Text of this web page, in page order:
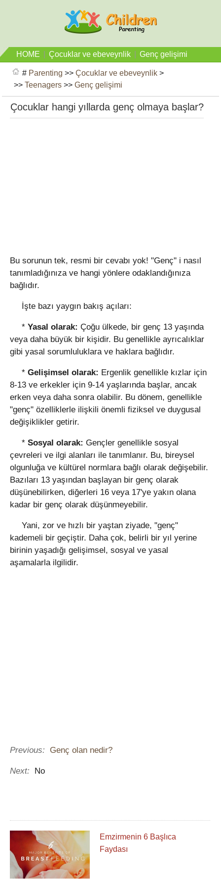
HOME Çocuklar ve ebeveynlik Genç gelişimi
# Parenting >>Çocuklar ve ebeveynlik >
>>Teenagers >>Genç gelişimi
Çocuklar hangi yıllarda genç olmaya başlar?
Bu sorunun tek, resmi bir cevabı yok! "Genç" i nasıl
tanımladığınıza ve hangi yönlere odaklandığınıza
bağlıdır.
İşte bazı yaygın bakış açıları:
* Yasal olarak: Çoğu ülkede, bir genç 13 yaşında
veya daha büyük bir kişidir. Bu genellikle ayrıcalıklar
gibi yasal sorumluluklara ve haklara bağlıdır.
* Gelişimsel olarak: Ergenlik genellikle kızlar için
8-13 ve erkekler için 9-14 yaşlarında başlar, ancak
erken veya daha sonra olabilir. Bu dönem, genellikle
"genç" özelliklerle ilişkili önemli fiziksel ve duygusal
değişiklikler getirir.
* Sosyal olarak: Gençler genellikle sosyal
çevreleri ve ilgi alanları ile tanımlanır. Bu, bireysel
olgunluğa ve kültürel normlara bağlı olarak değişebilir.
Bazıları 13 yaşından başlayan bir genç olarak
düşünebilirken, diğerleri 16 veya 17'ye yakın olana
kadar bir genç olarak düşünmeyebilir.
Yani, zor ve hızlı bir yaştan ziyade, "genç"
kademeli bir geçiştir. Daha çok, belirli bir yıl yerine
birinin yaşadığı gelişimsel, sosyal ve yasal
aşamalarla ilgilidir.
Previous: Genç olan nedir?
Next: No
Emzirmenin 6 Başlıca
Faydası